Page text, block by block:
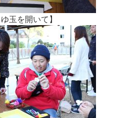
ゆ玉を開いて】